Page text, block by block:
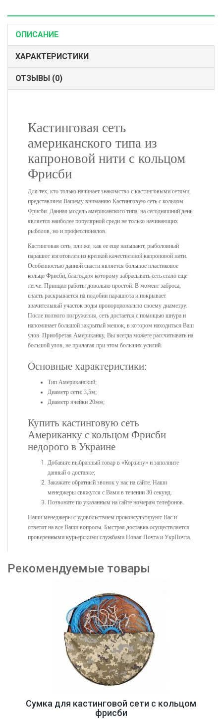
ОПИСАНИЕ
ХАРАКТЕРИСТИКИ
ОТЗЫВЫ (0)
Кастинговая сеть
американского типа из
капроновой нити с кольцом
Фрисби
Для тех, кто только начинает знакомство с кастинговыми сетями,
представляем Вашему вниманию Кастинговую сеть с кольцом
Фрисби. Данная модель американского типа, на сегодняшний день,
является наиболее популярной среди не только начинающих
рыболов, но и профессионалов.
Кастинговая сеть, или же, как ее еще называют, рыболовный
парашют изготовлен из крепкой качественной капроновой нити.
Особенностью данной снасти является большое пластиковое
кольцо Фрисби, благодаря которому забрасывать сеть стало еще
легче. Принцип работы довольно простой. В момент заброса,
снасть раскрывается на подобии парашюта и покрывает
значительный участок воды пропорционально своему диаметру.
После полного погружения, сеть достается с помощью шнура и
напоминает большой закрытый мешок, в котором находиться Ваш
улов. Приобретая Американку, Вы всегда можете рассчитывать на
большой улов, не прилагая при этом больших усилий.
Основные характеристики:
Тип Американский;
Диаметр сети: 3,5м;
Диаметр ячейки 20мм;
Купить кастинговую сеть
Американку с кольцом Фрисби
недорого в Украине
Добавьте выбранный товар в «Корзину» и заполните
данный о доставке;
Закажите обратный звонок у нас на сайте. Наши
менеджеры свяжутся с Вами в течении 30 секунд.
Позвоните по указанным на сайте номерам телефонов.
Наши менеджеры с удовольствием проконсультируют Вас и
ответят на все Ваши вопросы. Быстрая доставка осуществляется
проверенными курьерскими службами Новая Почта и УкрПочта.
Рекомендуемые товары
Сумка для кастинговой сети с кольцом
фрисби